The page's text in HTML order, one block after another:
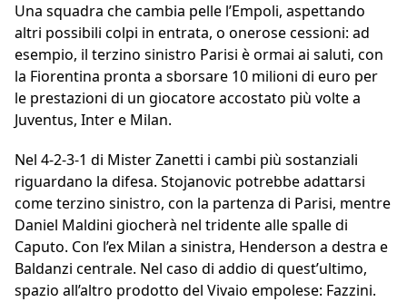
Una squadra che cambia pelle l’Empoli, aspettando
altri possibili colpi in entrata, o onerose cessioni: ad
esempio, il terzino sinistro Parisi è ormai ai saluti, con
la Fiorentina pronta a sborsare 10 milioni di euro per
le prestazioni di un giocatore accostato più volte a
Juventus, Inter e Milan.
Nel 4-2-3-1 di Mister Zanetti i cambi più sostanziali
riguardano la difesa. Stojanovic potrebbe adattarsi
come terzino sinistro, con la partenza di Parisi, mentre
Daniel Maldini giocherà nel tridente alle spalle di
Caputo. Con l’ex Milan a sinistra, Henderson a destra e
Baldanzi centrale. Nel caso di addio di quest’ultimo,
spazio all’altro prodotto del Vivaio empolese: Fazzini.